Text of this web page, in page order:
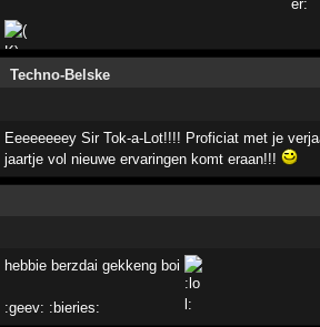
Techno-Belske
Eeeeeeeey Sir Tok-a-Lot!!!! Proficiat met je
jaartje vol nieuwe ervaringen komt eraan!!!
hebbie berzdai gekkeng boi
:geev: :bieries: